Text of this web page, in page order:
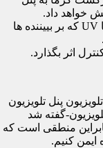
یک محافظ خوب باید از اشعه فرابنفش یا UV که بر بییننده ها
اثر بگذارد.
پنل تلویزیون
گفته شد
منطقی است که
ایمن کنیم.